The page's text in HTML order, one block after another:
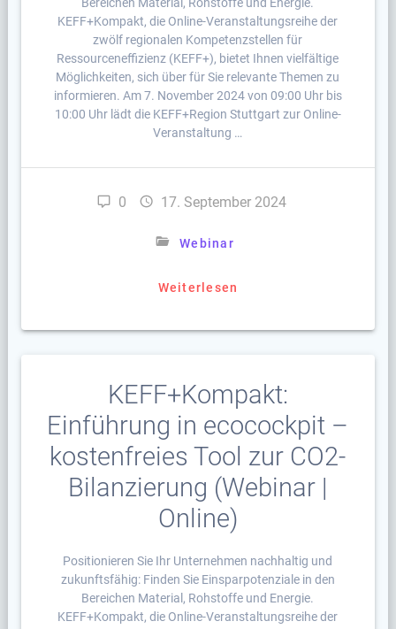
KEFF+Kompakt, die Online-Veranstaltungsreihe der
zwölf regionalen Kompetenzstellen für
Ressourceneffizienz (KEFF+), bietet Ihnen vielfältige
Möglichkeiten, sich über für Sie relevante Themen zu
informieren. Am 7. November 2024 von 09:00 Uhr bis
10:00 Uhr lädt die KEFF+Region Stuttgart zur Online-
Veranstaltung …
0 17. September 2024
Webinar
Weiterlesen
KEFF+Kompakt:
Einführung in ecocockpit –
kostenfreies Tool zur CO2-
Bilanzierung (Webinar |
Online)
Positionieren Sie Ihr Unternehmen nachhaltig und
zukunftsfähig: Finden Sie Einsparpotenziale in den
Bereichen Material, Rohstoffe und Energie.
KEFF+Kompakt, die Online-Veranstaltungsreihe der